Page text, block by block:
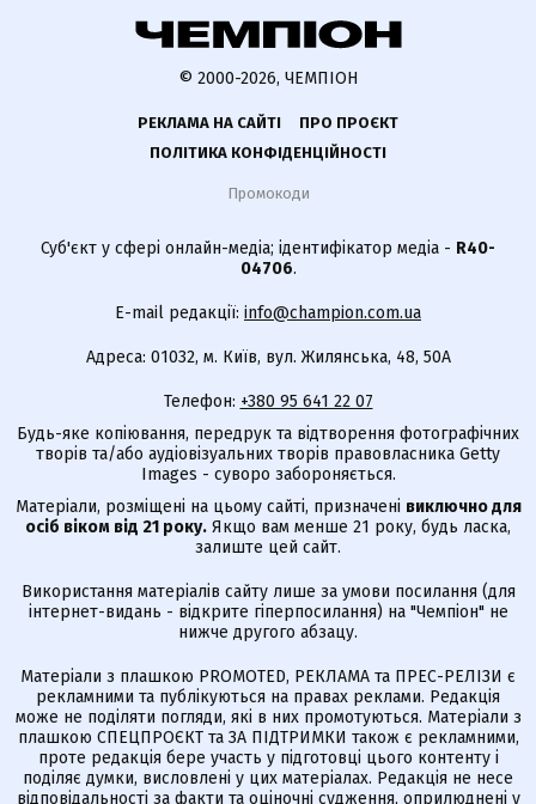
© 2000-2026, ЧЕМПІОН
РЕКЛАМА НА САЙТІ
ПРО ПРОЄКТ
ПОЛІТИКА КОНФІДЕНЦІЙНОСТІ
Промокоди
Суб'єкт у сфері онлайн-медіа; ідентифікатор медіа - R40-
04706.
E-mail редакції: info@champion.com.ua
Адреса: 01032, м. Київ, вул. Жилянська, 48, 50А
Телефон: +380 95 641 22 07
Будь-яке копіювання, передрук та відтворення фотографічних
творів та/або аудіовізуальних творів правовласника Getty
Images - суворо забороняється.
Матеріали, розміщені на цьому сайті, призначені виключно для
осіб віком від 21 року. Якщо вам менше 21 року, будь ласка,
залиште цей сайт.
Використання матеріалів сайту лише за умови посилання (для
інтернет-видань - відкрите гіперпосилання) на "Чемпіон" не
нижче другого абзацу.
Матеріали з плашкою PROMOTED, РЕКЛАМА та ПРЕС-РЕЛІЗИ є
рекламними та публікуються на правах реклами. Редакція
може не поділяти погляди, які в них промотуються. Матеріали з
плашкою СПЕЦПРОЄКТ та ЗА ПІДТРИМКИ також є рекламними,
проте редакція бере участь у підготовці цього контенту і
поділяє думки, висловлені у цих матеріалах. Редакція не несе
відповідальності за факти та оціночні судження, оприлюднені у